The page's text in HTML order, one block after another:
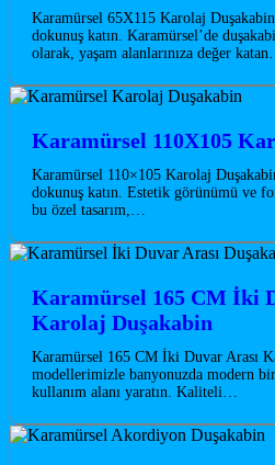
Karamürsel 65X115 Karolaj
dokunuş katın. Karamürsel’de
olarak, yaşam alanlarınıza değer katan…
Karamürsel 110X105
Karamürsel 110×105 Karolaj
dokunuş katın. Estetik görünümü ve
bu özel tasarım,…
Karamürsel 165 CM İki
Karolaj Duşakabin
Karamürsel 165 CM İki Duvar Arası
modellerimizle banyonuzda modern
kullanım alanı yaratın. Kaliteli…